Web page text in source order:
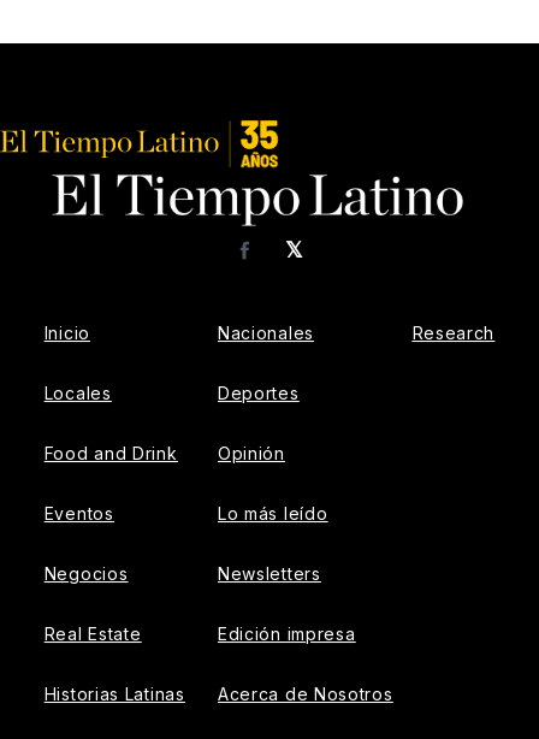
𝕏
Facebook
Inicio
Locales
Food and Drink
Eventos
Negocios
Real Estate
Historias Latinas
Nacionales
Deportes
Opinión
Lo más leído
Newsletters
Edición impresa
Acerca de Nosotros
Research